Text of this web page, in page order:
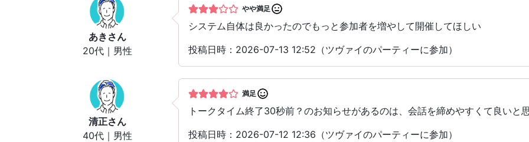
あき さん
20代｜男性
やや満足
システム自体は良かったのでもっと参加者を増やして開催してほしい
投稿日時：2026-07-13 12:52（ツヴァイのパーティーに参加）
清正さん
40代｜男性
満足
トークタイム終了30秒前？のお知らせがあるのは、会話を締めやすくて良いと
投稿日時：2026-07-12 12:36（ツヴァイのパーティーに参加）